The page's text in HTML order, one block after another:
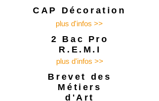
CAP Décoration
plus d'infos >>
2 Bac Pro
R.E.M.I
plus d'infos >>
Brevet
des
Métiers
d'Art